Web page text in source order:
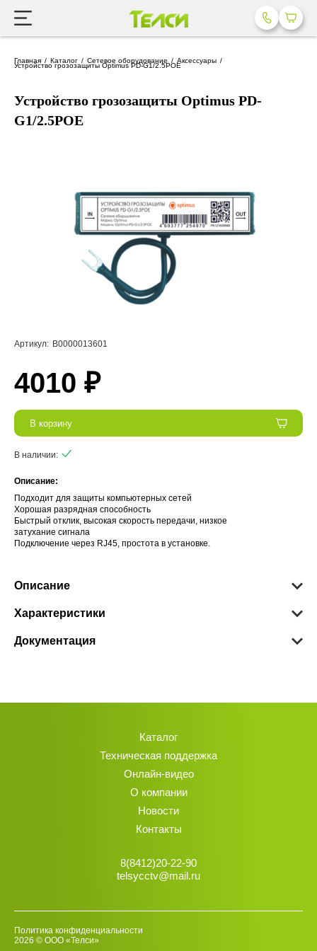
Главная Каталог Сетевое оборудование Аксессуары
Устройство грозозащиты Optimus PD-G1/2.5POE
Устройство грозозащиты Optimus PD-
G1/2.5POE
Артикул: В0000013601
4010 ₽
В корзину
В наличии:
Описание:
Подходит для защиты компьютерных сетей
Хорошая разрядная способность
Быстрый отклик, высокая скорость передачи, низкое
затухание сигнала
Подключение через RJ45, простота в установке.
Описание
Характеристики
Документация
Каталог
Техническая поддержка
Онлайн-видео
О компании
Новости
Контакты
8(8412)20-22-90
telsycctv@mail.ru
2026 © ООО «Телси»
Политика конфиденциальности